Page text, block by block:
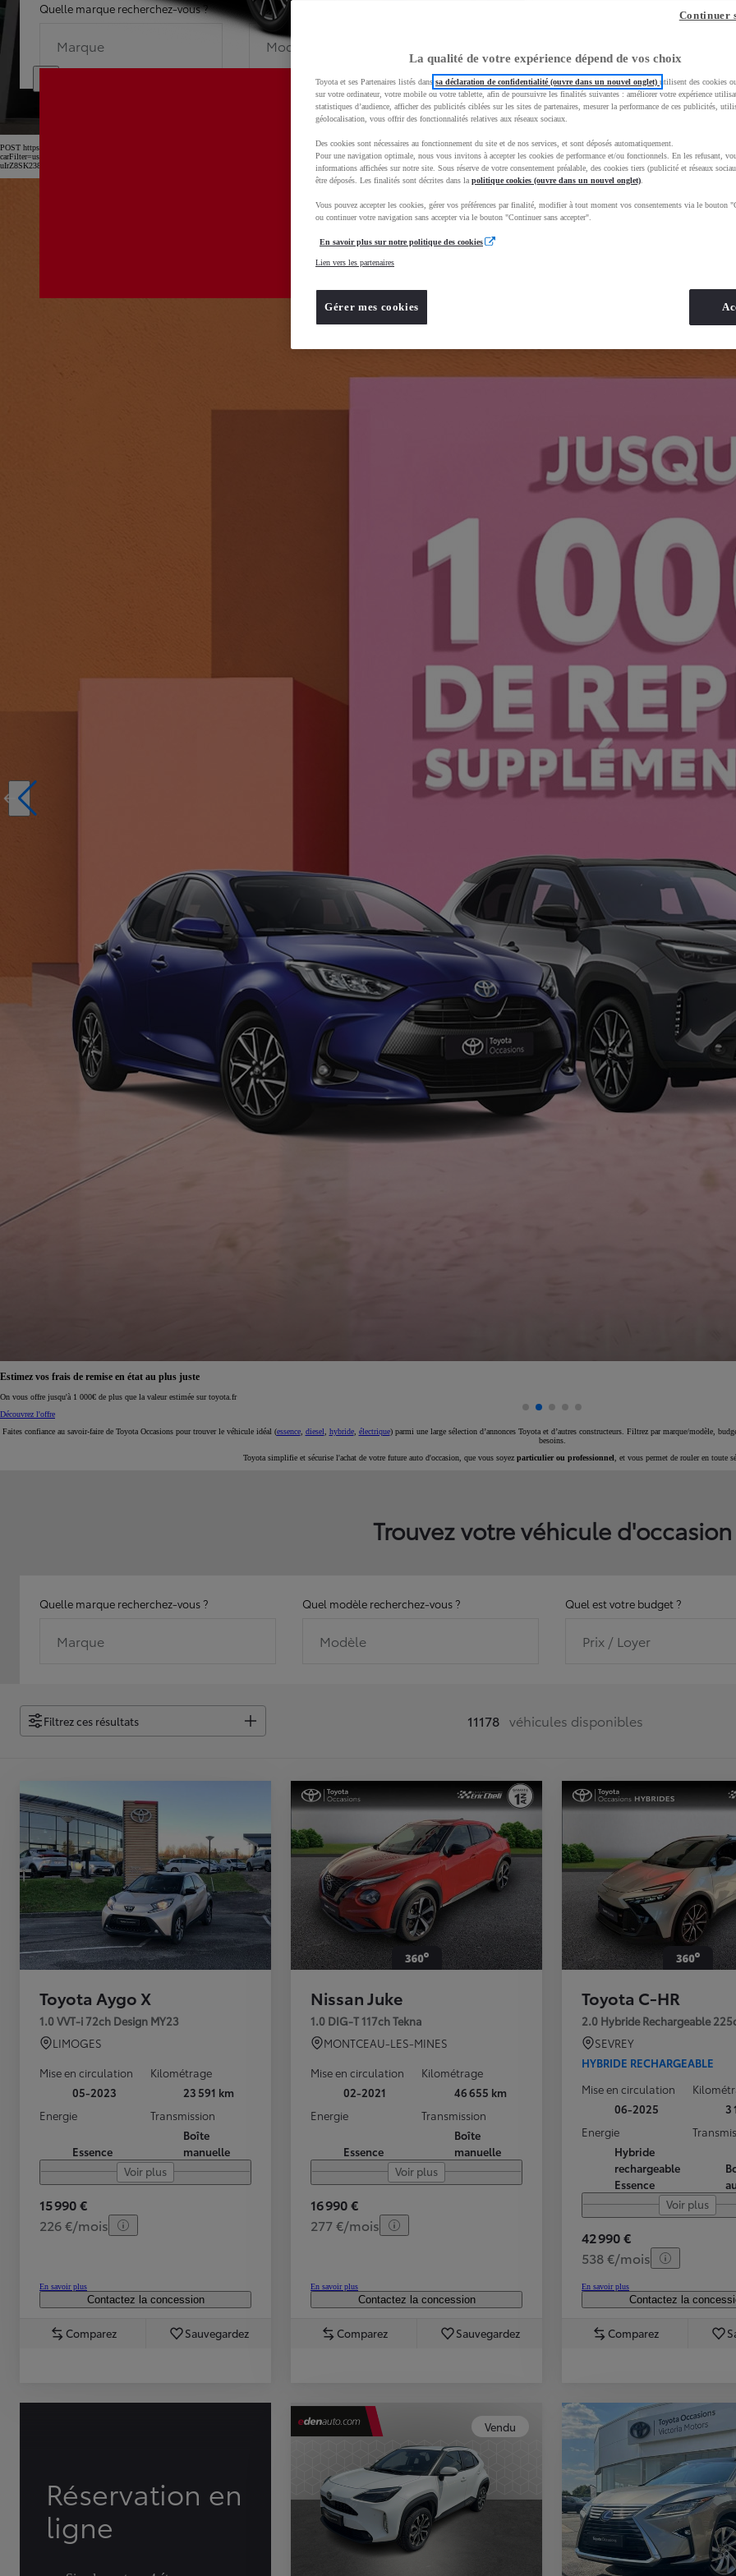
Disponible prochainement
TOYOTA C-HR
Quelle marque recherchez-vous ?
Marque
Quel modèle recherchez-vous ?
Modèle
Dans quelle
POST https://usc-webcomponents.toyota-europe.com/v1/car-filter-header/fr/fr?
uIrZ8SK238Kn6x2OwfL2isPTEXM0MwD0BvOsZGv7GXbVu52B_rl2xoCnw4QAvD_BwE
Estimez vos frais de remise en état au plus juste
On vous offre jusqu'à 1 000€ de plus que la valeur estimée sur toyota.fr
Découvrez l'offre
Faites confiance au savoir-faire de Toyota Occasions pour trouver le véhicule idéal (essence, diesel hybride, électrique) parmi une large sélection d’annonces Toyota et d’autres constructeurs. Filtrez par marque/modèle,
besoins.
Toyota simplifie et sécurise l'achat de votre future auto d'occasion, que vous soyez particulier ou professionnel , et vous permet de rouler en toute
Trouvez votre véhicule d'occasion
Quelle marque recherchez-vous ?
Marque
Quel modèle recherchez-vous ?
Modèle
Quel est votre budget ?
Prix / Loyer
Filtrez ces résultats 11178 véhicules disponibles
Toyota Aygo X
1.0 VVT-i 72ch Design MY23
LIMOGES
Mise en circulation
05-2023
Kilométrage
23 591 km
Energie
Essence
Transmission
Boîte
manuelle
Voir plus
15 990 €
226 €/mois
En savoir plus
Contactez la concession
Comparez Sauvegardez
Nissan Juke
1.0 DIG-T 117ch Tekna
MONTCEAU-LES-MINES
Mise en circulation
02-2021
Kilométrage
46 655 km
Energie
Essence
Transmission
Boîte
manuelle
Voir plus
16 990 €
277 €/mois
En savoir plus
Contactez la concession
Comparez Sauvegardez
Toyota C-HR
2.0 Hybride Rechargeable
SEVREY
HYBRIDE RECHARGEABLE
Mise en circulation
06-2025
3
Energie
Hybride
rechargeable
Essence
Voir plus
42 990 €
538 €/mois
En savoir plus
Contactez la
Comparez
Réservation en
ligne
Vendu
La qualité de votre expérience dépend de vos choix
Toyota et ses Partenaires listés dans sa déclaration de confidentialité (ouvre dans un nouvel onglet) utilisent des cookies
sur votre ordinateur, votre mobile ou votre tablette, afin de poursuivre les finalités suivantes : améliorer votre expérience
statistiques d’audience, afficher des publicités ciblées sur les sites de partenaires, mesurer la performance de ces publicités,
géolocalisation, vous offrir des fonctionnalités relatives aux réseaux sociaux.
Des cookies sont nécessaires au fonctionnement du site et de nos services, et sont déposés automatiquement.
Pour une navigation optimale, nous vous invitons à accepter les cookies de performance et/ou fonctionnels. En les refusant,
informations affichées sur notre site. Sous réserve de votre consentement préalable, des cookies tiers (publicité et réseaux
être déposés. Les finalités sont décrites dans la politique cookies (ouvre dans un nouvel onglet)
Vous pouvez accepter les cookies, gérer vos préférences par finalité, modifier à tout moment vos consentements via le bouton
ou continuer votre navigation sans accepter via le bouton "Continuer sans accepter".
En savoir plus sur notre politique des cookies
Lien vers les partenaires
Gérer mes cookies
Continuer